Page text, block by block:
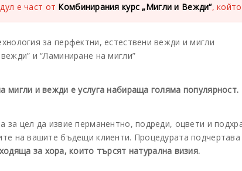
е част от Комбинирания курс „Мигли и Вежди“,
за перфектни, естествени вежди и мигли
и “Ламиниране на мигли”
мигли и вежди е услуга набираща голяма популярност.
за цел да извие перманентно, подреди, оцвети и
на вашите бъдещи клиенти. Процедурата подчертава
за хора, които търсят натурална визия.